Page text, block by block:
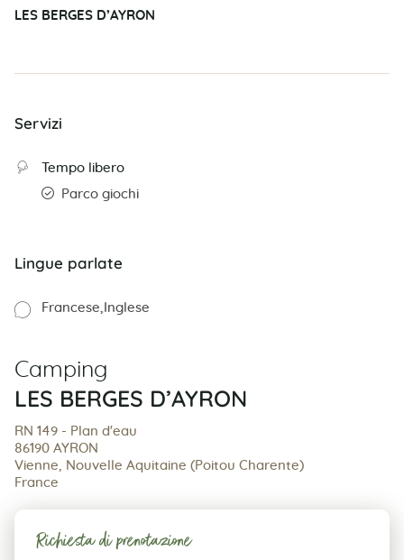
LES BERGES D’AYRON
Servizi
Tempo libero
Parco giochi
Lingue parlate
Francese Inglese
Camping
LES BERGES D’AYRON
RN 149 - Plan d'eau
86190 AYRON
Vienne, Nouvelle Aquitaine (Poitou Charente)
France
Richiesta di prenotazione